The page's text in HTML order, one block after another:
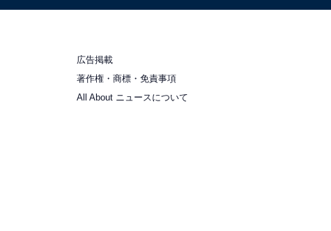
広告掲載
著作権・商標・免責事項
All About ニュースについて